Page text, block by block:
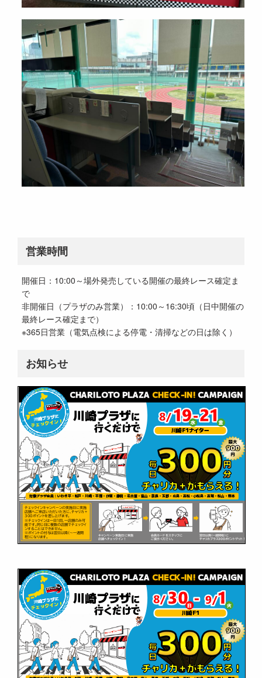
営業時間
開催日：10:00～場外発売している開催の最終レース確定ま
で
非開催日（プラザのみ営業）：10:00～16:30頃（日中開催の
最終レース確定まで）
※365日営業（電気点検による停電・清掃などの日は除く）
お知らせ